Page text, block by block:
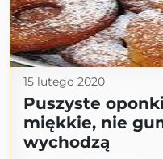
15 lutego 2020
Puszyste
miękkie, nie
wychodzą